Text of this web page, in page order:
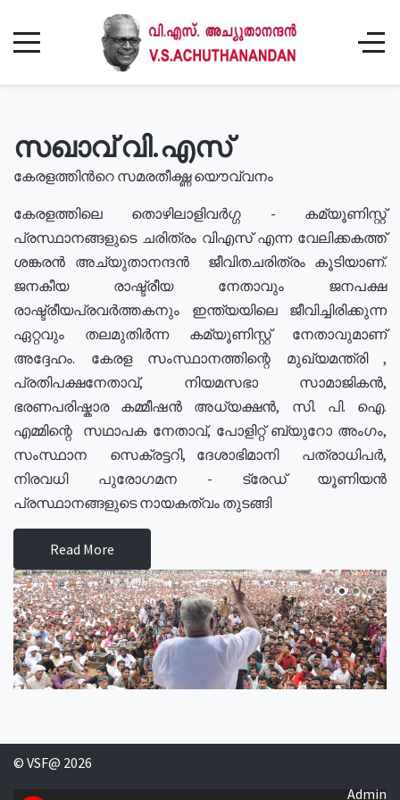
സഖാവ് വി.എസ്
കേരളത്തിൻറെ സമരതീക്ഷ്ണ യൌവ്വനം
കേരളത്തിലെ തൊഴിലാളിവർഗ്ഗ - കമ്യൂണിസ്റ്റ്
പ്രസ്ഥാനങ്ങളുടെ ചരിത്രം വിഎസ് എന്ന വേലിക്കകത്ത്
ശങ്കരൻ അച്യുതാനന്ദൻ ജീവിതചരിത്രം കൂടിയാണ്.
ജനകീയ രാഷ്ട്രീയ നേതാവും ജനപക്ഷ
രാഷ്ട്രീയപ്രവർത്തകനും ഇന്ത്യയിലെ ജീവിച്ചിരിക്കുന്ന
ഏറ്റവും തലമുതിർന്ന കമ്യൂണിസ്റ്റ് നേതാവുമാണ്
അദ്ദേഹം. കേരള സംസ്ഥാനത്തിന്റെ മുഖ്യമന്ത്രി ,
പ്രതിപക്ഷനേതാവ്, നിയമസഭാ സാമാജികൻ,
ഭരണപരിഷ്കാര കമ്മീഷൻ അധ്യക്ഷൻ, സി. പി. ഐ.
എമ്മിന്റെ സഥാപക നേതാവ്, പോളിറ്റ് ബ്യുറോ അംഗം,
സംസ്ഥാന സെക്രട്ടറി, ദേശാഭിമാനി പത്രാധിപർ,
നിരവധി പുരോഗമന - ട്രേഡ് യൂണിയൻ
പ്രസ്ഥാനങ്ങളുടെ നായകത്വം തുടങ്ങി
Read More
© VSF@ 2026
Admin